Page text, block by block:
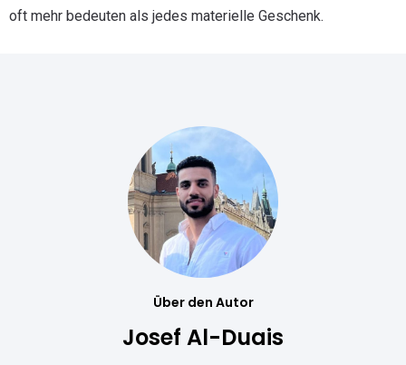
oft mehr bedeuten als jedes materielle Geschenk.
Über den Autor
Josef Al-Duais